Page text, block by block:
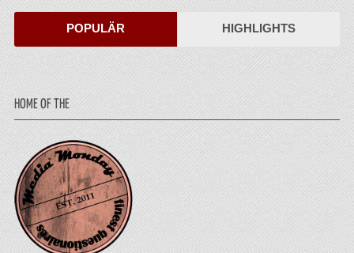
POPULÄR HIGHLIGHTS
HOME OF THE